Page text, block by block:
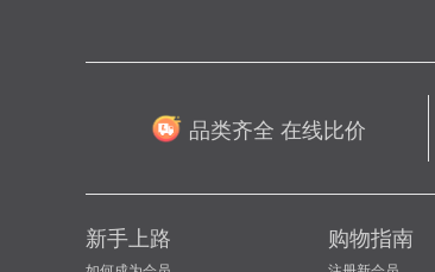
品类齐全 在线比价
新手上路 购物指南